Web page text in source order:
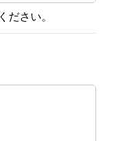
ださい。